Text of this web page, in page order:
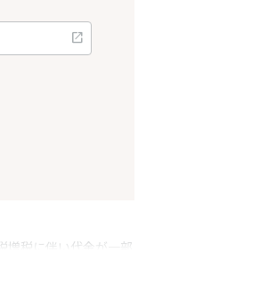
増税に伴い代金が一部